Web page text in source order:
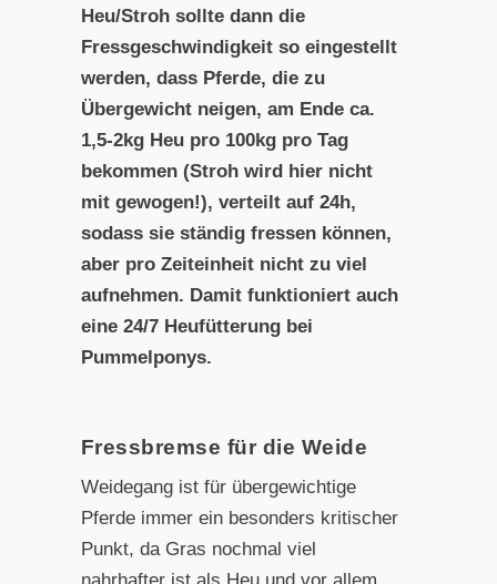
Heu/Stroh sollte dann die
Fressgeschwindigkeit so eingestellt
werden, dass Pferde, die zu
Übergewicht neigen, am Ende ca.
1,5-2kg Heu pro 100kg pro Tag
bekommen (Stroh wird hier nicht
mit gewogen!), verteilt auf 24h,
sodass sie ständig fressen können,
aber pro Zeiteinheit nicht zu viel
aufnehmen. Damit funktioniert auch
eine 24/7 Heufütterung bei
Pummelponys.
Fressbremse für die Weide
Weidegang ist für übergewichtige
Pferde immer ein besonders kritischer
Punkt, da Gras nochmal viel